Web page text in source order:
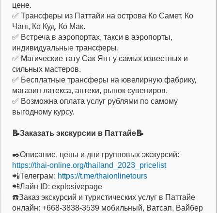
цене.
✅ Трансферы из Паттайи на острова Ко Самет, Ко
Чанг, Ко Куд, Ко Мак.
✅ Встреча в аэропортах, такси в аэропорты,
индивидуальные трансферы.
✅ Магические тату Сак Янт у самых известных и
сильных мастеров.
✅ Бесплатные трансферы на ювелирную фабрику,
магазин латекса, аптеки, рынок сувениров.
✅ Возможна оплата услуг рублями по самому
выгодному курсу.
📝Заказать экскурсии в Паттайе📝
✒️Описание, цены и дни групповых экскурсий:
https://thai-online.org/thailand_2023_pricelist
📲Телеграм: https://t.me/thaionlinetours
📲Лайн ID: explosivepage
☎️Заказ экскурсий и туристических услуг в Паттайе
онлайн: +668-3838-3539 мобильный, Ватсап, Вайбер